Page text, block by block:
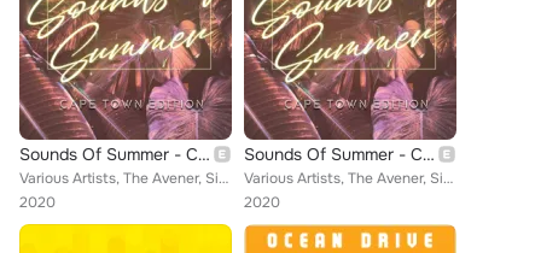
Sounds Of Summer - Cape Town Edition
Various Artists, The Avener, Sigma, Duke Dumont, Beatenberg, Tensnake, TCTS, The Kiffness, Bo Saris, Swedish House Mafia, Jessie...
2020
Sounds Of Summer - Cape Town Edition
Various Artists, The Avener, Sigma, Duke Dumont, Beatenberg, Tensnake, TCTS, The Kiffness, Bo Saris, Swedish House Mafia, Jessie...
2020